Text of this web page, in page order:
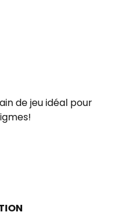
de jeu idéal pour